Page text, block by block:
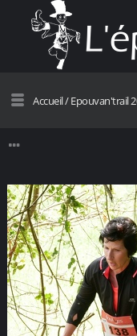
Accueil/Epouvan'trail